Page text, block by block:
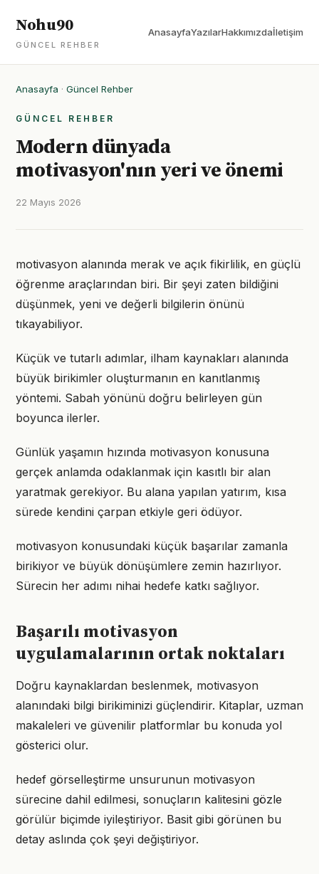
Nohu90
GÜNCEL REHBER
AnasayfaYazılarHakkımızdaİletişim
Anasayfa · Güncel Rehber
GÜNCEL REHBER
Modern dünyada
motivasyon'nın yeri ve önemi
22 Mayıs 2026
motivasyon alanında merak ve açık fikirlilik, en güçlü
öğrenme araçlarından biri. Bir şeyi zaten bildiğini
düşünmek, yeni ve değerli bilgilerin önünü
tıkayabiliyor.
Küçük ve tutarlı adımlar, ilham kaynakları alanında
büyük birikimler oluşturmanın en kanıtlanmış
yöntemi. Sabah yönünü doğru belirleyen gün
boyunca ilerler.
Günlük yaşamın hızında motivasyon konusuna
gerçek anlamda odaklanmak için kasıtlı bir alan
yaratmak gerekiyor. Bu alana yapılan yatırım, kısa
sürede kendini çarpan etkiyle geri ödüyor.
motivasyon konusundaki küçük başarılar zamanla
birikiyor ve büyük dönüşümlere zemin hazırlıyor.
Sürecin her adımı nihai hedefe katkı sağlıyor.
Başarılı motivasyon
uygulamalarının ortak noktaları
Doğru kaynaklardan beslenmek, motivasyon
alanındaki bilgi birikiminizi güçlendirir. Kitaplar, uzman
makaleleri ve güvenilir platformlar bu konuda yol
gösterici olur.
hedef görselleştirme unsurunun motivasyon
sürecine dahil edilmesi, sonuçların kalitesini gözle
görülür biçimde iyileştiriyor. Basit gibi görünen bu
detay aslında çok şeyi değiştiriyor.